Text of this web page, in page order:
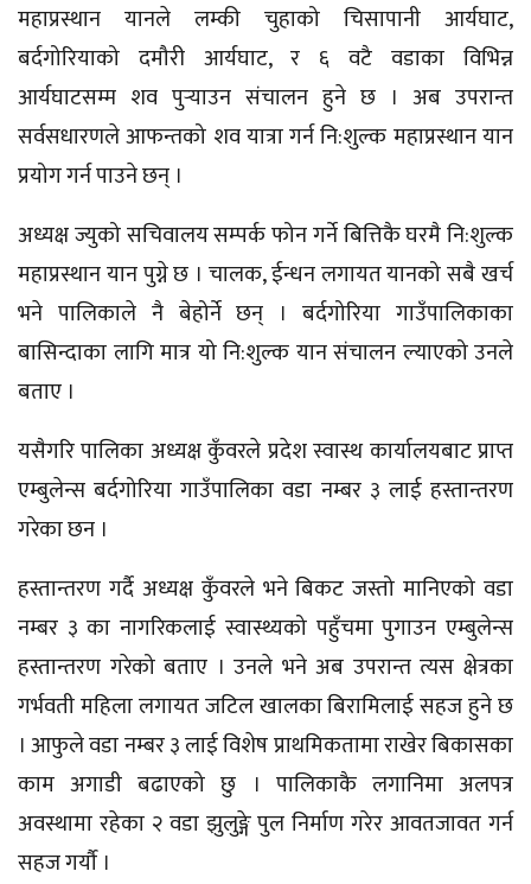
महाप्रस्थान यानले लम्की चुहाको चिसापानी आर्यघाट,
बर्दगोरियाको दमौरी आर्यघाट, र ६ वटै वडाका विभिन्न
आर्यघाटसम्म शव पुर्‍याउन संचालन हुने छ । अब उपरान्त
सर्वसधारणले आफन्तको शव यात्रा गर्न नि:शुल्क महाप्रस्थान यान
प्रयोग गर्न पाउने छन् ।
अध्यक्ष ज्युको सचिवालय सम्पर्क फोन गर्ने बित्तिकै घरमै नि:शुल्क
महाप्रस्थान यान पुग्ने छ । चालक, ईन्धन लगायत यानको सबै खर्च
भने पालिकाले नै बेहोर्ने छन् । बर्दगोरिया गाउँपालिकाका
बासिन्दाका लागि मात्र यो नि:शुल्क यान संचालन ल्याएको उनले
बताए ।
यसैगरि पालिका अध्यक्ष कुँवरले प्रदेश स्वास्थ कार्यालयबाट प्राप्त
एम्बुलेन्स बर्दगोरिया गाउँपालिका वडा नम्बर ३ लाई हस्तान्तरण
गरेका छन ।
हस्तान्तरण गर्दै अध्यक्ष कुँवरले भने बिकट जस्तो मानिएको वडा
नम्बर ३ का नागरिकलाई स्वास्थ्यको पहुँचमा पुगाउन एम्बुलेन्स
हस्तान्तरण गरेको बताए । उनले भने अब उपरान्त त्यस क्षेत्रका
गर्भवती महिला लगायत जटिल खालका बिरामिलाई सहज हुने छ
। आफुले वडा नम्बर ३ लाई विशेष प्राथमिकतामा राखेर बिकासका
काम अगाडी बढाएको छु । पालिकाकै लगानिमा अलपत्र
अवस्थामा रहेका २ वडा झुलुङ्गे पुल निर्माण गरेर आवतजावत गर्न
सहज गर्यौ ।